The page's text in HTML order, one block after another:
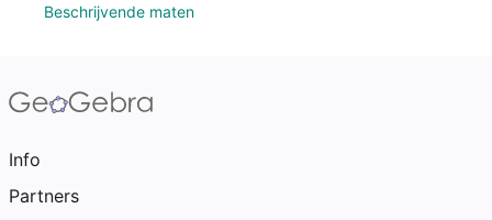
Beschrijvende maten
Info
Partners